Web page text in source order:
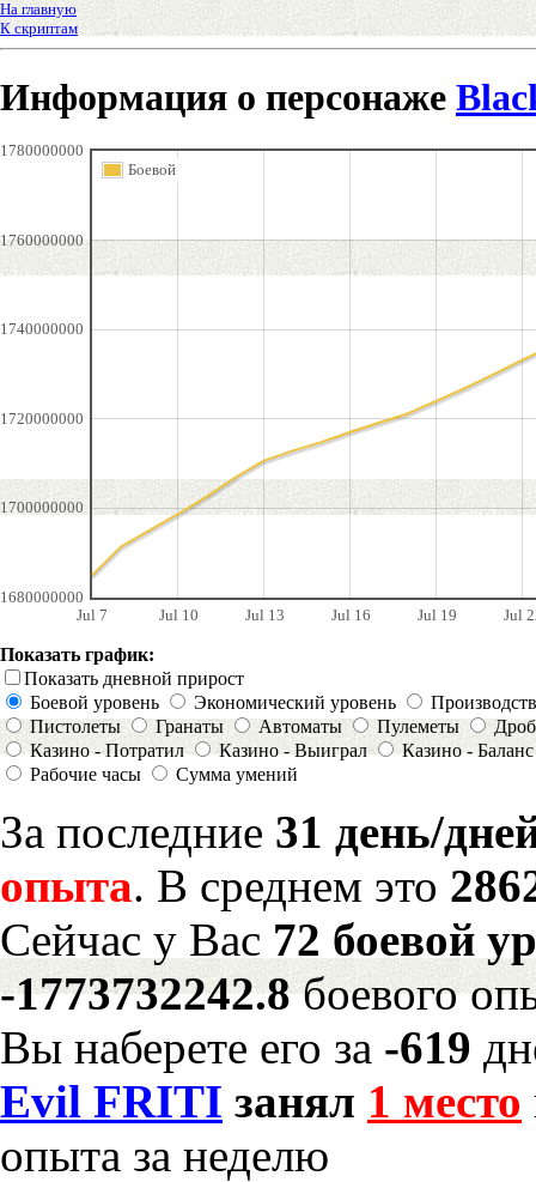
На главную
К скриптам
Информация о персонаже
Jul 7 Jul 10 Jul 13 Jul 16 Jul 19 Jul
1680000000
1700000000
1720000000
1740000000
1760000000
1780000000
Боевой
Показать график:
Показать дневной прирост
Боевой уровень
Экономический уровень
Пистолеты
Гранаты Автоматы Пулеметы
Казино - Потратил
Казино - Выиграл
Казино - Баланс
Рабочие часы
Сумма умений
За последние 31 день/
опыта. В среднем это
Сейчас у Вас 72 боевой
-1773732242.8боевого
Вы наберете его за -619
Evil FRITI занял 1 место
опыта за неделю